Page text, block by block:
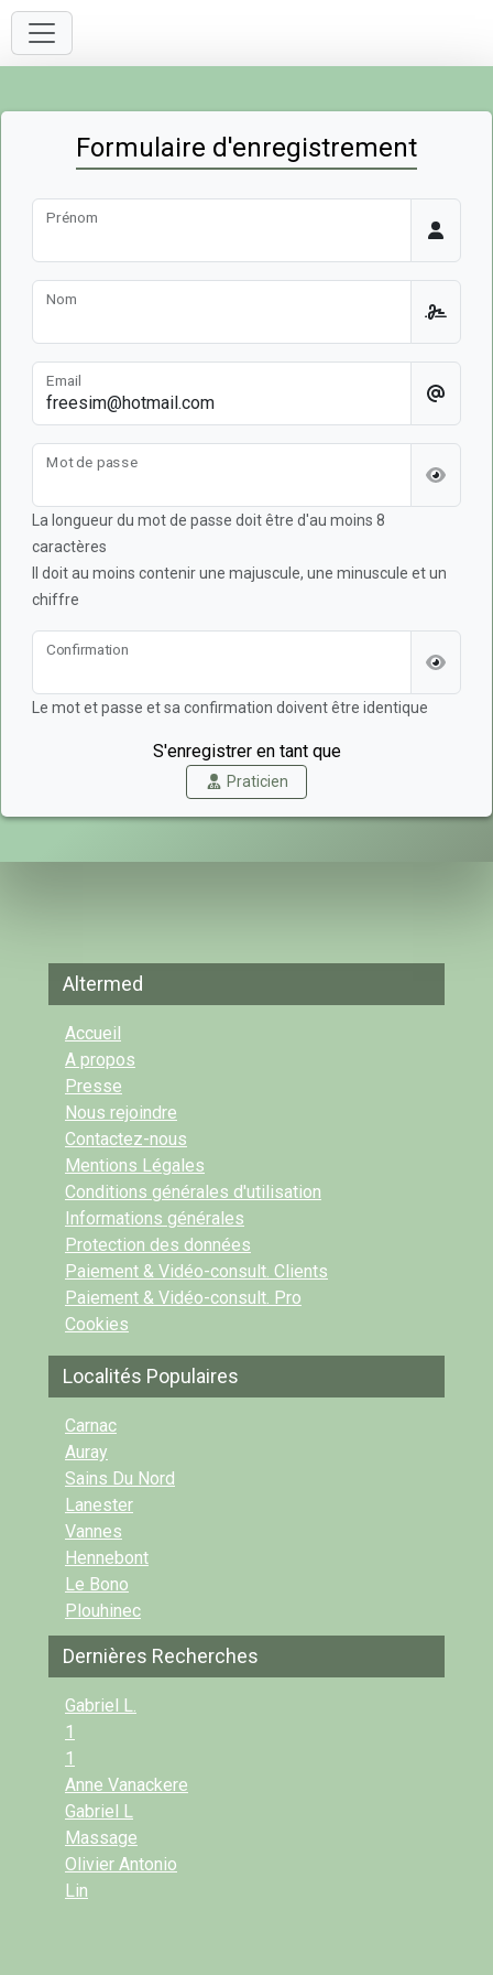
Formulaire d'enregistrement
Prénom
Nom
Email
Mot de passe
La longueur du mot de passe doit être d'au moins 8
caractères
Il doit au moins contenir une majuscule, une minuscule et un
chiffre
Confirmation
Le mot et passe et sa confirmation doivent être identique
S'enregistrer en tant que
Praticien
Altermed
Accueil
A propos
Presse
Nous rejoindre
Contactez-nous
Mentions Légales
Conditions générales d'utilisation
Informations générales
Protection des données
Paiement & Vidéo-consult. Clients
Paiement & Vidéo-consult. Pro
Cookies
Localités Populaires
Carnac
Auray
Sains Du Nord
Lanester
Vannes
Hennebont
Le Bono
Plouhinec
Dernières Recherches
Gabriel L.
1
1
Anne Vanackere
Gabriel L
Massage
Olivier Antonio
Lin